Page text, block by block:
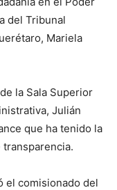
del Tribunal
Mariela
la Sala Superior
Julián
que ha tenido la
el comisionado del